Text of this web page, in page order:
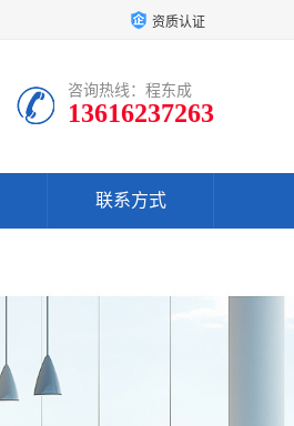
资质认证
咨询热线：程东成
13616237263
联系方式